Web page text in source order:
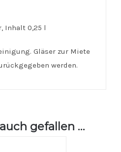
Inhalt 0,25 l
Gläser zur Miete
werden.
gefallen …